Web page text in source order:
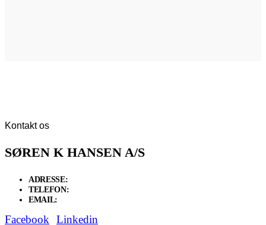
Kontakt os
SØREN K HANSEN A/S
ADRESSE:
TELEFON:
EMAIL:
Facebook Linkedin